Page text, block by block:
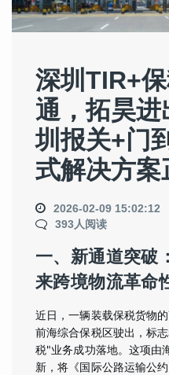
深圳TIR+
通，拓昊
圳报关+门
式解决方案
2026-02-09 15:02:12
393人阅读
一、新通道突破
来跨境物流革命
近日，一辆装载保税货物
前海综合保税区驶出，标
税"业务成功落地。这项由
新，将《国际公路运输公